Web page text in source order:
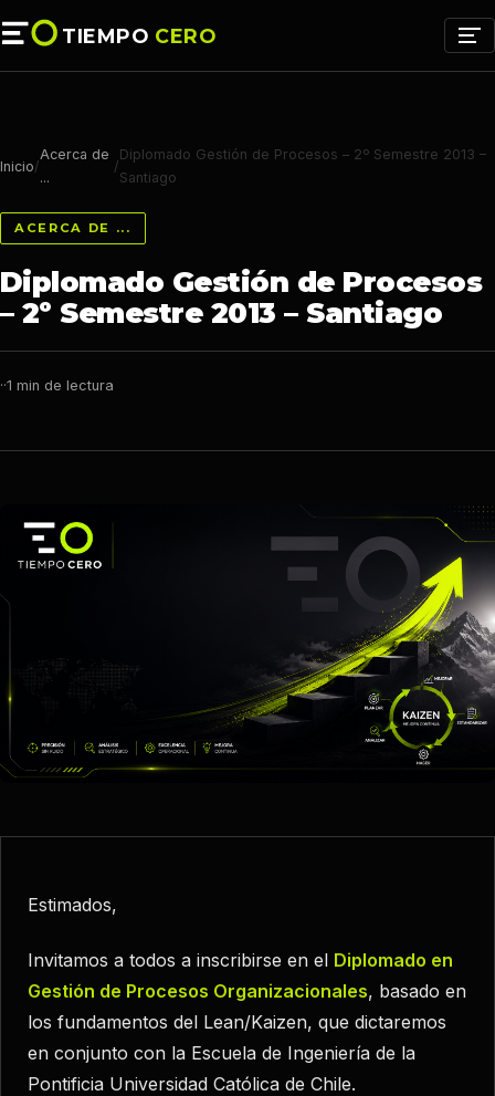
TIEMPO CERO
Inicio/
Acerca de
...
/
Diplomado Gestión de Procesos – 2º Semestre 2013 –
Santiago
ACERCA DE ...
Diplomado Gestión de Procesos
– 2º Semestre 2013 – Santiago
··1 min de lectura
Estimados,
Invitamos a todos a inscribirse en el Diplomado en
Gestión de Procesos Organizacionales, basado en
los fundamentos del Lean/Kaizen, que dictaremos
en conjunto con la Escuela de Ingeniería de la
Pontificia Universidad Católica de Chile.